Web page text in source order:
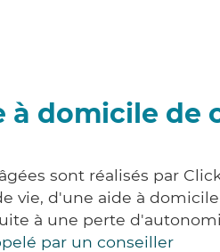
à domicile de
sont réalisés par
vie, d'une aide à
à une perte
par un conseiller